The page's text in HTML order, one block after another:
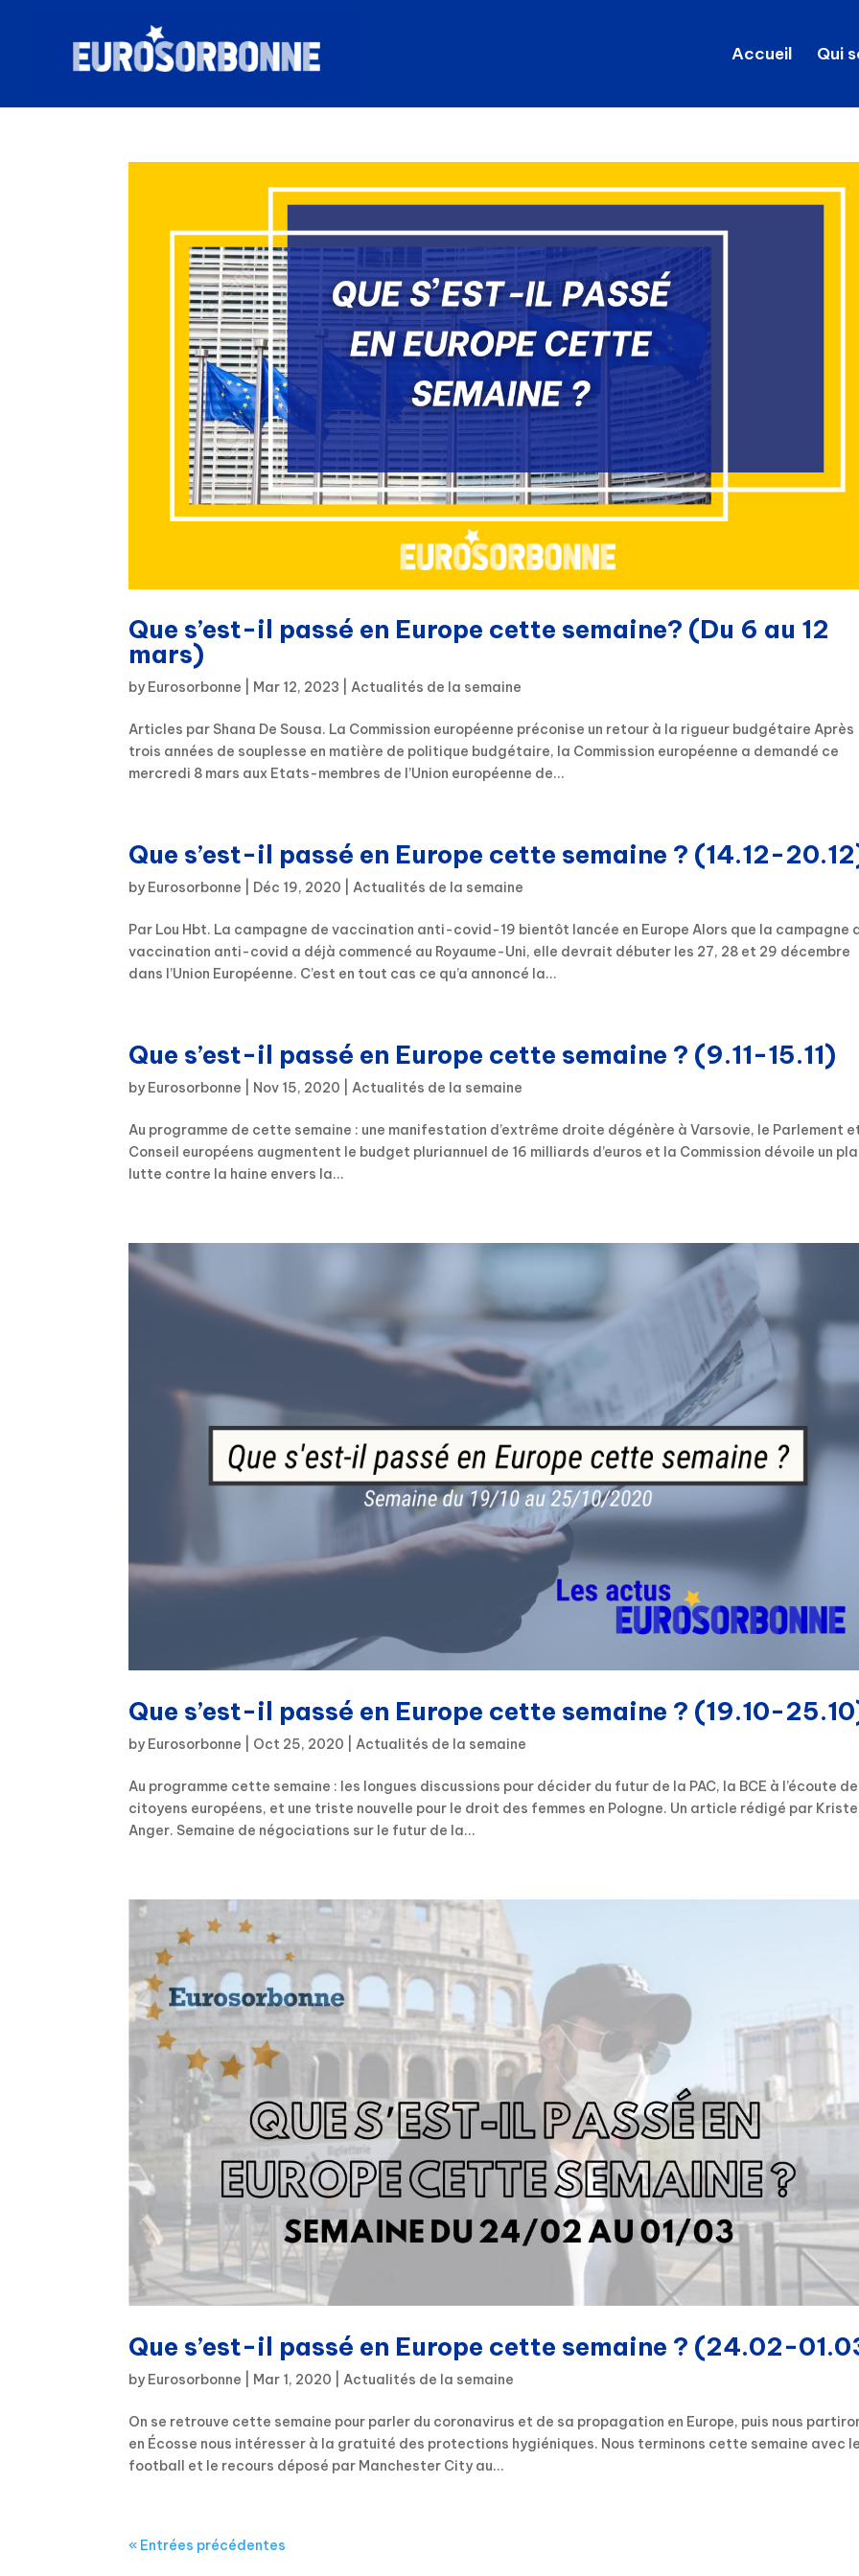
Accueil Qui
Que s’est-il passé en Europe cette semaine? (Du 6 au 12
mars)
by Eurosorbonne Mar 12, 2023 |Actualités de la semaine
Articles par Shana De Sousa. La Commission européenne préconise un retour à la rigueur budgétaire Après
trois années de souplesse en matière de politique budgétaire, la Commission européenne a demandé ce
mercredi 8 mars aux Etats-membres de l’Union européenne de...
Que s’est-il passé en Europe cette semaine ? (14.12-
by Eurosorbonne Déc 19, 2020 |Actualités de la semaine
Par Lou Hbt. La campagne de vaccination anti-covid-19 bientôt lancée en Europe Alors que la campagne
vaccination anti-covid a déjà commencé au Royaume-Uni, elle devrait débuter les 27, 28 et 29 décembre
dans l’Union Européenne. C’est en tout cas ce qu’a annoncé la...
Que s’est-il passé en Europe cette semaine ? (9.11-15.11)
by Eurosorbonne Nov 15, 2020 |Actualités de la semaine
Au programme de cette semaine : une manifestation d’extrême droite dégénère à Varsovie, le Parlement
Conseil européens augmentent le budget pluriannuel de 16 milliards d’euros et la Commission dévoile un
lutte contre la haine envers la...
Que s’est-il passé en Europe cette semaine ? (19.10-
by Eurosorbonne Oct 25, 2020 Actualités de la semaine
Au programme cette semaine : les longues discussions pour décider du futur de la PAC, la BCE à l’écoute
citoyens européens, et une triste nouvelle pour le droit des femmes en Pologne. Un article rédigé par
Anger. Semaine de négociations sur le futur de la...
Que s’est-il passé en Europe cette semaine ? (24.02-
by Eurosorbonne Mar 1, 2020 |Actualités de la semaine
On se retrouve cette semaine pour parler du coronavirus et de sa propagation en Europe, puis nous
en Écosse nous intéresser à la gratuité des protections hygiéniques. Nous terminons cette semaine avec
football et le recours déposé par Manchester City au...
« Entrées précédentes